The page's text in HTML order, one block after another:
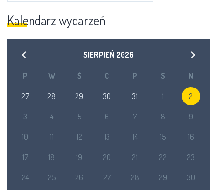
Kalendarz wydarzeń
SIERPIEŃ 2026
P W Ś C P S N
27 28 29 30 31 1 2
3 4 5 6 7 8 9
10 11 12 13 14 15 16
17 18 19 20 21 22 23
24 25 26 27 28 29 30